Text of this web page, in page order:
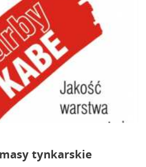
tynkarskie